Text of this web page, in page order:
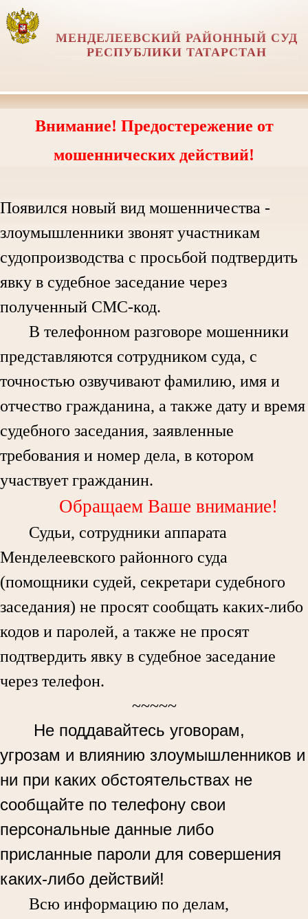
МЕНДЕЛЕЕВСКИЙ РАЙОННЫЙ СУД
РЕСПУБЛИКИ ТАТАРСТАН
Внимание! Предостережение от
мошеннических действий!
Появился новый вид мошенничества -
злоумышленники звонят участникам
судопроизводства с просьбой подтвердить
явку в судебное заседание через
полученный СМС-код.
В телефонном разговоре мошенники
представляются сотрудником суда, с
точностью озвучивают фамилию, имя и
отчество гражданина, а также дату и время
судебного заседания, заявленные
требования и номер дела, в котором
участвует гражданин.
Обращаем Ваше внимание!
Судьи, сотрудники аппарата
Менделеевского районного суда
(помощники судей, секретари судебного
заседания) не просят сообщать каких-либо
кодов и паролей, а также не просят
подтвердить явку в судебное заседание
через телефон.
~~~~~
Не поддавайтесь уговорам,
угрозам и влиянию злоумышленников и
ни при каких обстоятельствах не
сообщайте по телефону свои
персональные данные либо
присланные пароли для совершения
каких-либо действий!
Всю информацию по делам,